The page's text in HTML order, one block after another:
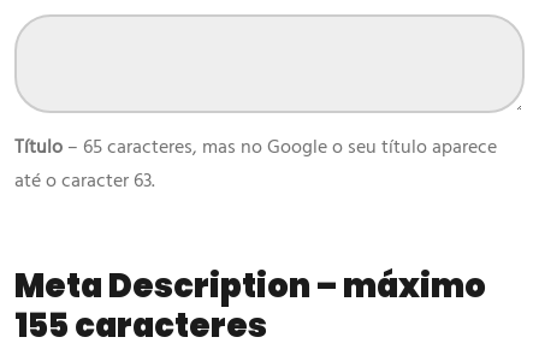
Título– 65 caracteres, mas no Google o seu título aparece
até o caracter 63.
Meta Description– máximo
155 caracteres